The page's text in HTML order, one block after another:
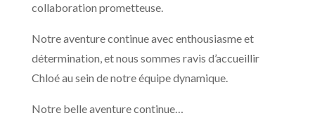
collaboration prometteuse.
Notre aventure continue avec enthousiasme et
détermination, et nous sommes ravis d’accueillir
Chloé au sein de notre équipe dynamique.
Notre belle aventure continue…